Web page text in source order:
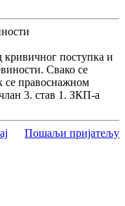
кривичног поступка и
Свако се
се правоснажном
3. став 1. ЗКП-а
Пошаљи пријатељу